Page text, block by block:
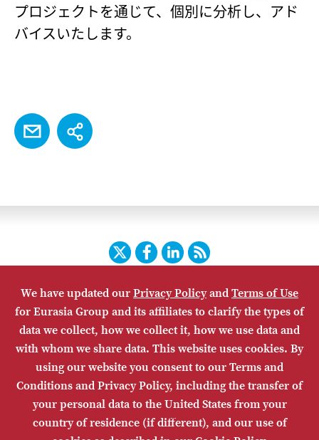
プロジェクトを通じて、個別に分析し、アド
バイスいたします。
EMAIL Share
TwitterFacebook
LinkedIn
RSS
HOME CONTACT US SUBSCRIBE
SITE MAP
PRIVACY POLICY
ACCESSIBILITY TERMS OF USE
We have updated ourPrivacy PolicyandTerms of Use
for Eurasia Group and its affiliates to clarify the types of
data we collect, how we collect it, how we use data and
with whom we share data. This website uses cookies. By
using our website you consent to our Terms and
Conditions and Privacy Policy, including the transfer of
your personal data to the United States from your
country of residence (if different), and our use of